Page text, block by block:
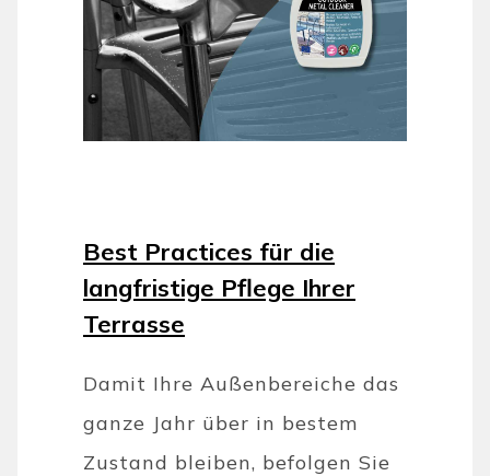
Best Practices für die
langfristige Pflege Ihrer
Terrasse
Damit Ihre Außenbereiche das
ganze Jahr über in bestem
Zustand bleiben, befolgen Sie